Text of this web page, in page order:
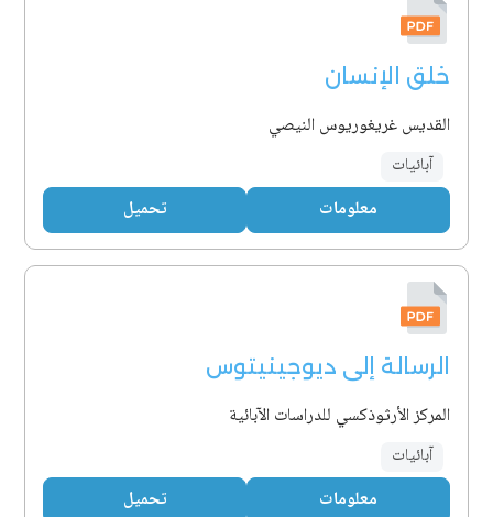
خلق الإنسان
القديس غريغوريوس النيصي
آبائيات
معلومات تحميل
الرسالة إلى ديوجينيتوس
المركز الأرثوذكسي للدراسات الآبائية
آبائيات
معلومات تحميل